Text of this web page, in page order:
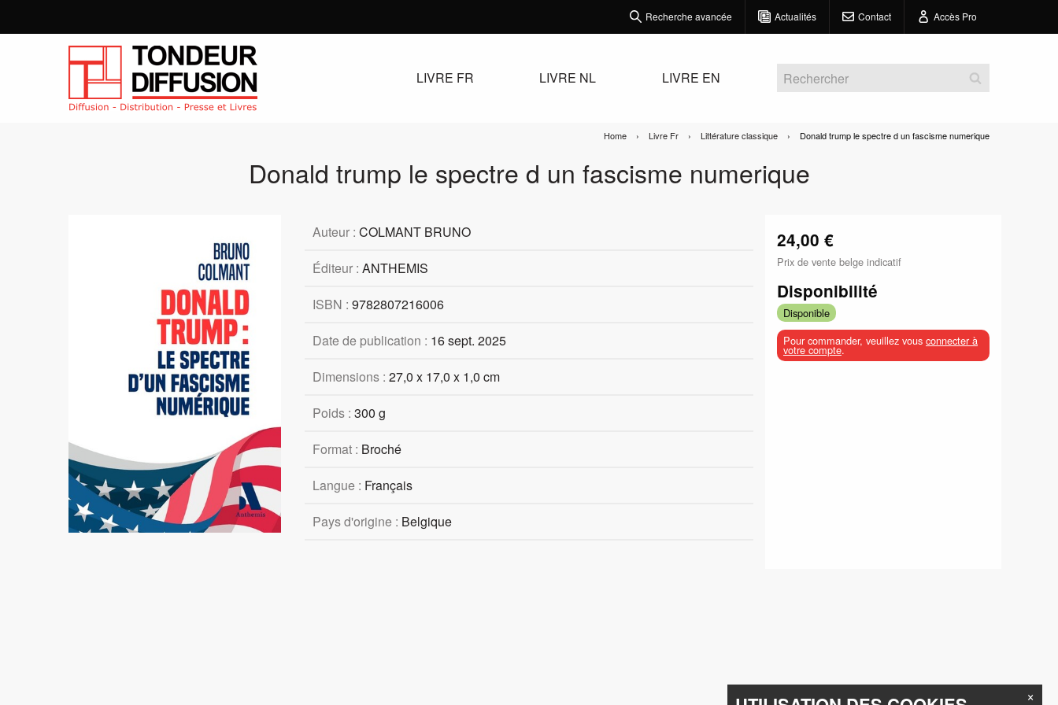
Recherche avancée Actualités Contact Accès Pro
LIVRE FR LIVRE NL LIVRE EN
Home Livre Fr Littérature classique Current:
Donald trump le spectre d un fascisme numerique
Donald trump le spectre d un fascisme numerique
Auteur : COLMANT BRUNO
Éditeur : ANTHEMIS
ISBN : 9782807216006
Date de publication : 16 sept. 2025
Dimensions : 27,0 x 17,0 x 1,0 cm
Poids : 300 g
Format : Broché
Langue : Français
Pays d'origine : Belgique
24,00 €
Prix de vente belge indicatif
Disponibilité
Disponible
Pour commander, veuillez vous connecter à
votre compte.
×